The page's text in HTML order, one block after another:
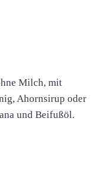
Milch, mit
Ahornsirup oder
und Beifußöl.